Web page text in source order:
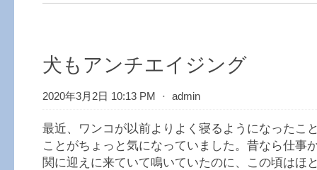
犬もアンチエイジング
2020年3月2日 10:13 PM ⋅ admin
最近、ワンコが以前よりよく寝るようになったこ
ことがちょっと気になっていました。昔なら仕事
関に迎えに来ていて鳴いていたのに、この頃はほ